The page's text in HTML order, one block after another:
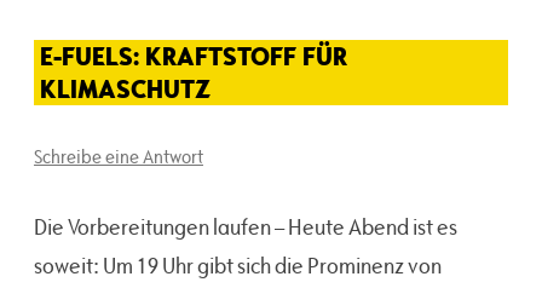
E-FUELS: KRAFTSTOFF FÜR
KLIMASCHUTZ
Schreibe eine Antwort
Die Vorbereitungen laufen – Heute Abend ist es
soweit: Um 19 Uhr gibt sich die Prominenz von